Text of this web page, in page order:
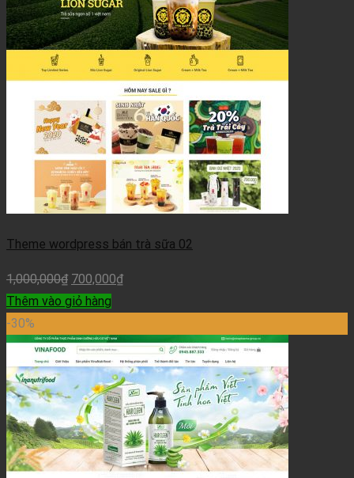
Theme wordpress bán trà sữa 02
1,000,000₫ 700,000₫
Thêm vào giỏ hàng
-30%